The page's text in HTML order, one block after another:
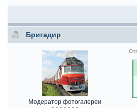
Бригадир
Модератор фотогалереи